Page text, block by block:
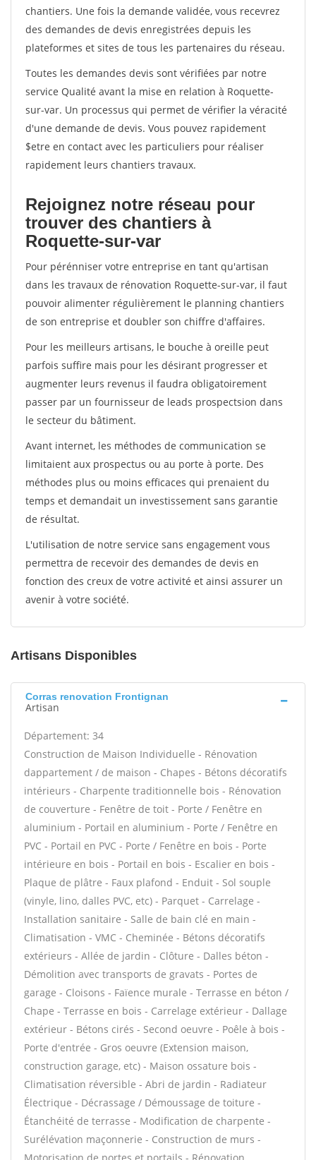
chantiers. Une fois la demande validée, vous recevrez
des demandes de devis enregistrées depuis les
plateformes et sites de tous les partenaires du réseau.
Toutes les demandes devis sont vérifiées par notre
service Qualité avant la mise en relation à Roquette-
sur-var. Un processus qui permet de vérifier la véracité
d'une demande de devis. Vous pouvez rapidement
$etre en contact avec les particuliers pour réaliser
rapidement leurs chantiers travaux.
Rejoignez notre réseau pour
trouver des chantiers à
Roquette-sur-var
Pour pérénniser votre entreprise en tant qu'artisan
dans les travaux de rénovation Roquette-sur-var, il faut
pouvoir alimenter régulièrement le planning chantiers
de son entreprise et doubler son chiffre d'affaires.
Pour les meilleurs artisans, le bouche à oreille peut
parfois suffire mais pour les désirant progresser et
augmenter leurs revenus il faudra obligatoirement
passer par un fournisseur de leads prospectsion dans
le secteur du bâtiment.
Avant internet, les méthodes de communication se
limitaient aux prospectus ou au porte à porte. Des
méthodes plus ou moins efficaces qui prenaient du
temps et demandait un investissement sans garantie
de résultat.
L'utilisation de notre service sans engagement vous
permettra de recevoir des demandes de devis en
fonction des creux de votre activité et ainsi assurer un
avenir à votre société.
Artisans Disponibles
Corras renovation Frontignan
Artisan
Département: 34
Construction de Maison Individuelle - Rénovation
dappartement / de maison - Chapes - Bétons décoratifs
intérieurs - Charpente traditionnelle bois - Rénovation
de couverture - Fenêtre de toit - Porte / Fenêtre en
aluminium - Portail en aluminium - Porte / Fenêtre en
PVC - Portail en PVC - Porte / Fenêtre en bois - Porte
intérieure en bois - Portail en bois - Escalier en bois -
Plaque de plâtre - Faux plafond - Enduit - Sol souple
(vinyle, lino, dalles PVC, etc) - Parquet - Carrelage -
Installation sanitaire - Salle de bain clé en main -
Climatisation - VMC - Cheminée - Bétons décoratifs
extérieurs - Allée de jardin - Clôture - Dalles béton -
Démolition avec transports de gravats - Portes de
garage - Cloisons - Faïence murale - Terrasse en béton /
Chape - Terrasse en bois - Carrelage extérieur - Dallage
extérieur - Bétons cirés - Second oeuvre - Poêle à bois -
Porte d'entrée - Gros oeuvre (Extension maison,
construction garage, etc) - Maison ossature bois -
Climatisation réversible - Abri de jardin - Radiateur
Électrique - Décrassage / Démoussage de toiture -
Étanchéité de terrasse - Modification de charpente -
Surélévation maçonnerie - Construction de murs -